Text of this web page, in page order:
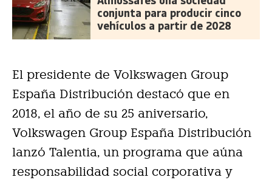
conjunta para producir cinco
vehículos a partir de 2028
El presidente de Volkswagen Group
España Distribución destacó que en
2018, el año de su 25 aniversario,
Volkswagen Group España Distribución
lanzó Talentia, un programa que aúna
responsabilidad social corporativa y